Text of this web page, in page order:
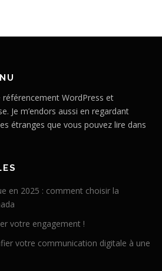
référencement WordPress et
Je m’endors aussi en regardant
étranges que vous pouvez lire dans
en 2025 : comment choisir la
votre engagement !
votre communication digitale à une